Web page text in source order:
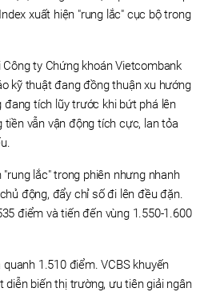
xuất hiện "rung lắc" cục bộ trong
ty Chứng khoán Vietcombank
kỹ thuật đang đồng thuận xu hướng
tích lũy trước khi bứt phá lên
vẫn vận động tích cực, lan tỏa
lắc" trong phiên nhưng nhanh
động, đẩy chỉ số đi lên đều đặn.
điểm và tiến đến vùng 1.550-1.600
1.510 điểm. VCBS khuyến
biến thị trường, ưu tiên giải ngân